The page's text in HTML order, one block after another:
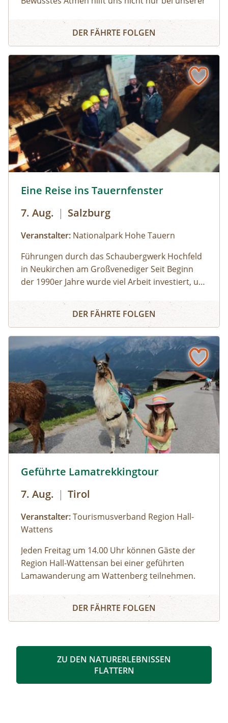
herausfordernden Situationen oder bei
körperlicher Anstrengung. Wir lernen durch
bewusst zu beeinflussen.
Atemlos - Losatmen
DER FÄHRTE FOLGEN
Eine Reise ins Tauernfenster
7. Aug. | Salzburg
Veranstalter: Nationalpark Hohe Tauern
Führungen durch das Schaubergwerk Hochfeld
in Neukirchen am Großvenediger Seit Beginn
der 1990er Jahre wurde viel Arbeit investiert, um
umzubauen. Die Attraktion unter Tage bietet
spannende Einblicke in die alpine Geologie und
Schaubergwerk, eine Rarität in den Hohen
Tauern, wird durch Führungen den
Besucherinnen und Besuchern zugänglich
gemacht und erklärt. So können beispielsweise
Deckungsbau des Tauernfensters und
Gesteinsaufschlüsse nachvollziehbar
veranschaulicht werden. Derzeit kann man auch
die Vernissage „Innenleben“ von Künstler Mag.
art. Michael Alexander Seywald in den Stollen
Detailinformation September 2025
Eine Reise ins Tauernfenster
DER FÄHRTE FOLGEN
Geführte Lamatrekkingtour
7. Aug. | Tirol
Veranstalter:Tourismusverband Region Hall-
Wattens
Jeden Freitag um 14.00 Uhr können Gäste der
Region Hall-Wattensan bei einer geführten
Lamawanderung am Wattenberg teilnehmen.
Wir gehen auf Tuchfühlung mit den pfiffigen
Wanderkameraden und erkunden gemeinsam
Geführte Lamatrekkingtour
DER FÄHRTE FOLGEN
ZU DEN NATURERLEBNISSEN
FLATTERN